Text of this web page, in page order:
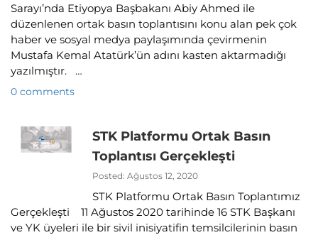
Sarayı’nda Etiyopya Başbakanı Abiy Ahmed ile
düzenlenen ortak basın toplantısını konu alan pek çok
haber ve sosyal medya paylaşımında çevirmenin
Mustafa Kemal Atatürk’ün adını kasten aktarmadığı
yazılmıştır. …
0 comments
STK Platformu Ortak Basın
Toplantısı Gerçekleşti
Posted: Ağustos 12, 2020
STK Platformu Ortak Basın Toplantımız
Gerçekleşti 11 Ağustos 2020 tarihinde 16 STK Başkanı
ve YK üyeleri ile bir sivil inisiyatifin temsilcilerinin basın